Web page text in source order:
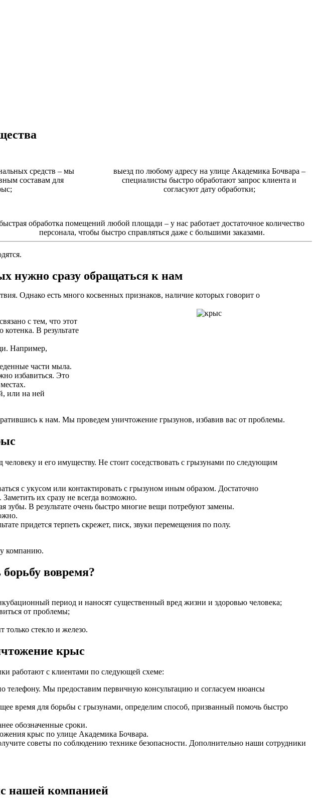
средств – мы
составам для
выезд по любому адресу на улице Академика Бочвара –
специалисты быстро обработают запрос клиента и
согласуют дату обработки;
обработка помещений любой площади – у нас работает достаточное количество
персонала, чтобы быстро справляться даже с большими заказами.
нужно сразу обращаться к нам
Однако есть много косвенных признаков, наличие которых говорит о
с тем, что этот
В результате
Например,
части мыла.
избавиться. Это
или на ней
к нам. Мы проведем уничтожение грызунов, избавив вас от проблемы.
и его имуществу. Не стоит соседствовать с грызунами по следующим
с укусом или контактировать с грызуном иным образом. Достаточно
их сразу не всегда возможно.
В результате очень быстро многие вещи потребуют замены.
придется терпеть скрежет, писк, звуки перемещения по полу.
компанию.
борьбу вовремя?
период и наносят существенный вред жизни и здоровью человека;
от проблемы;
только стекло и железо.
крыс
работают с клиентами по следующей схеме:
телефону. Мы предоставим первичную консультацию и согласуем нюансы
время для борьбы с грызунами, определим способ, призванный помочь быстро
обозначенные сроки.
крыс по улице Академика Бочвара.
советы по соблюдению технике безопасности. Дополнительно наши сотрудники
нашей компанией